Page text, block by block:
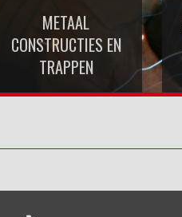
METAAL
CONSTRUCTIES EN
TRAPPEN